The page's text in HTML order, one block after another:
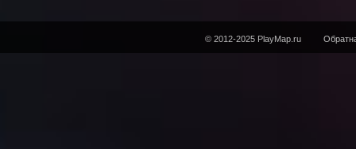
© 2012-2025 PlayMap.ru